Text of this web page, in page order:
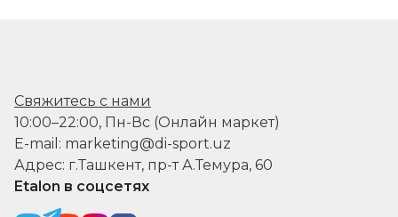
Свяжитесь с нами
10:00–22:00, Пн-Вс (Онлайн маркет)
E-mail: marketing@di-sport.uz
Адрес: г.Ташкент, пр-т А.Темура, 60
Etalon в соцсетях